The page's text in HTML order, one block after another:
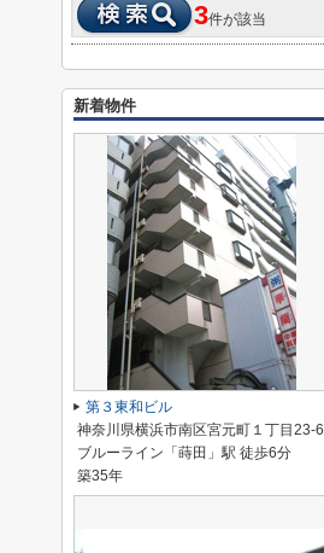
3件が該当
新着物件
第３東和ビル
神奈川県横浜市南区宮元町１丁目23-6
ブルーライン「蒔田」駅 徒歩6分
築35年